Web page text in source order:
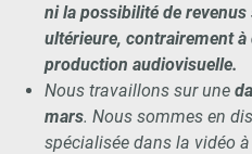
ni la possibilité de
ultérieure, contrairement
production audiovisuelle.
Nous travaillons sur une
mars. Nous sommes en
spécialisée dans la vidéo